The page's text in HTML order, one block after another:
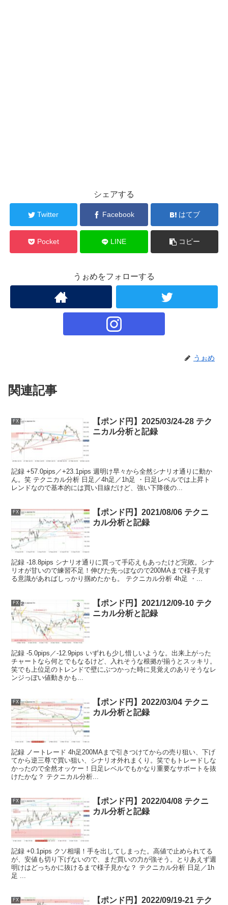
シェアする
Twitter Facebook はてブ
Pocket LINE コピー
うぉめをフォローする
うぉめ
関連記事
FX
【ポンド円】2025/03/24-28 テク
ニカル分析と記録
記録 +57.0pips／+23.1pips 週明け早々から全然シナリオ通りに動か
ん。笑 テクニカル分析 日足／4h足／1h足 ・日足レベルでは上昇ト
レンドなので基本的には買い目線だけど、強い下降後の...
FX
【ポンド円】2021/08/06 テクニ
カル分析と記録
記録 -18.8pips シナリオ通りに買って手応えもあったけど完敗。シナ
リオが甘いので練習不足！伸びた先っぽなので200MAまで様子見す
る意識があればしっかり掴めたかも。 テクニカル分析 4h足 ・...
FX
【ポンド円】2021/12/09-10 テク
ニカル分析と記録
記録 -5.0pips／-12.9pips いずれも少し惜しいような。出来上がった
チャートなら何とでもなるけど、入れそうな根拠が揃うとスッキリ。
笑でも上位足のトレンドで壁にぶつかった時に見覚えのありそうなレ
ンジっぽい値動きかも...
FX
【ポンド円】2022/03/04 テクニ
カル分析と記録
記録 ノートレード 4h足200MAまで引きつけてからの売り狙い、下げ
てから逆三尊で買い狙い、シナリオ外れまくり。笑でもトレードしな
かったので全然オッケー！日足レベルでもかなり重要なサポートを抜
けたかな？ テクニカル分析...
FX
【ポンド円】2022/04/08 テクニ
カル分析と記録
記録 +0.1pips クソ相場！手を出してしまった。高値で止められてる
が、安値も切り下げないので、まだ買いの力が強そう。とりあえず週
明けはどっちかに抜けるまで様子見かな？ テクニカル分析 日足／1h
足 ...
FX
【ポンド円】2022/09/19-21 テク